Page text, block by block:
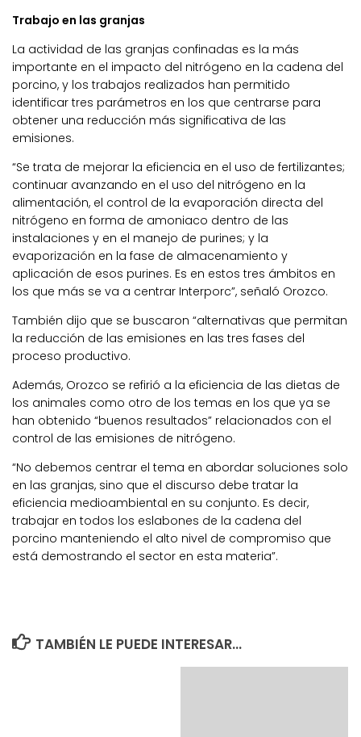
Trabajo en las granjas
La actividad de las granjas confinadas es la más
importante en el impacto del nitrógeno en la cadena del
porcino, y los trabajos realizados han permitido
identificar tres parámetros en los que centrarse para
obtener una reducción más significativa de las
emisiones.
“Se trata de mejorar la eficiencia en el uso de fertilizantes;
continuar avanzando en el uso del nitrógeno en la
alimentación, el control de la evaporación directa del
nitrógeno en forma de amoniaco dentro de las
instalaciones y en el manejo de purines; y la
evaporización en la fase de almacenamiento y
aplicación de esos purines. Es en estos tres ámbitos en
los que más se va a centrar Interporc”, señaló Orozco.
También dijo que se buscaron “alternativas que permitan
la reducción de las emisiones en las tres fases del
proceso productivo.
Además, Orozco se refirió a la eficiencia de las dietas de
los animales como otro de los temas en los que ya se
han obtenido “buenos resultados” relacionados con el
control de las emisiones de nitrógeno.
“No debemos centrar el tema en abordar soluciones solo
en las granjas, sino que el discurso debe tratar la
eficiencia medioambiental en su conjunto. Es decir,
trabajar en todos los eslabones de la cadena del
porcino manteniendo el alto nivel de compromiso que
está demostrando el sector en esta materia”.
TAMBIÉN LE PUEDE INTERESAR...